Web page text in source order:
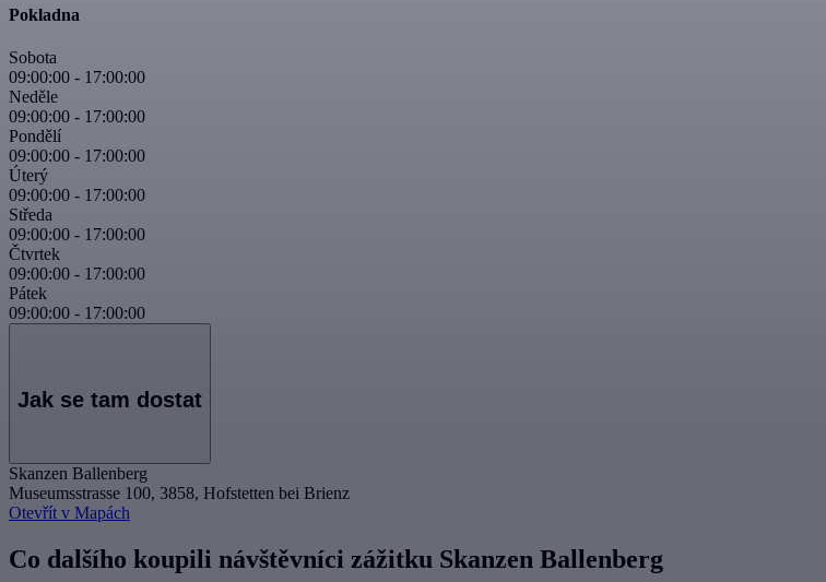
Pokladna
Sobota
09:00:00 - 17:00:00
Neděle
09:00:00 - 17:00:00
Pondělí
09:00:00 - 17:00:00
Úterý
09:00:00 - 17:00:00
Středa
09:00:00 - 17:00:00
Čtvrtek
09:00:00 - 17:00:00
Pátek
09:00:00 - 17:00:00
Jak se tam dostat
Skanzen Ballenberg
Museumsstrasse 100, 3858, Hofstetten bei Brienz
Otevřít v Mapách
Co dalšího koupili návštěvníci zážitku Skanzen Ballenberg